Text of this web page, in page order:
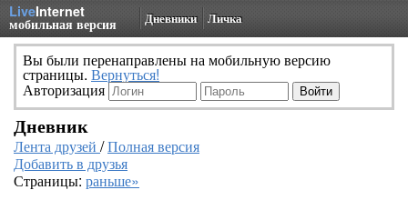
LiveInternet
мобильная версия Дневники Личка
Вы были перенаправлены на мобильную версию
страницы. Вернуться!
Авторизация
Дневник
Лента друзей /Полная версия
Добавить в друзья
Страницы: раньше»